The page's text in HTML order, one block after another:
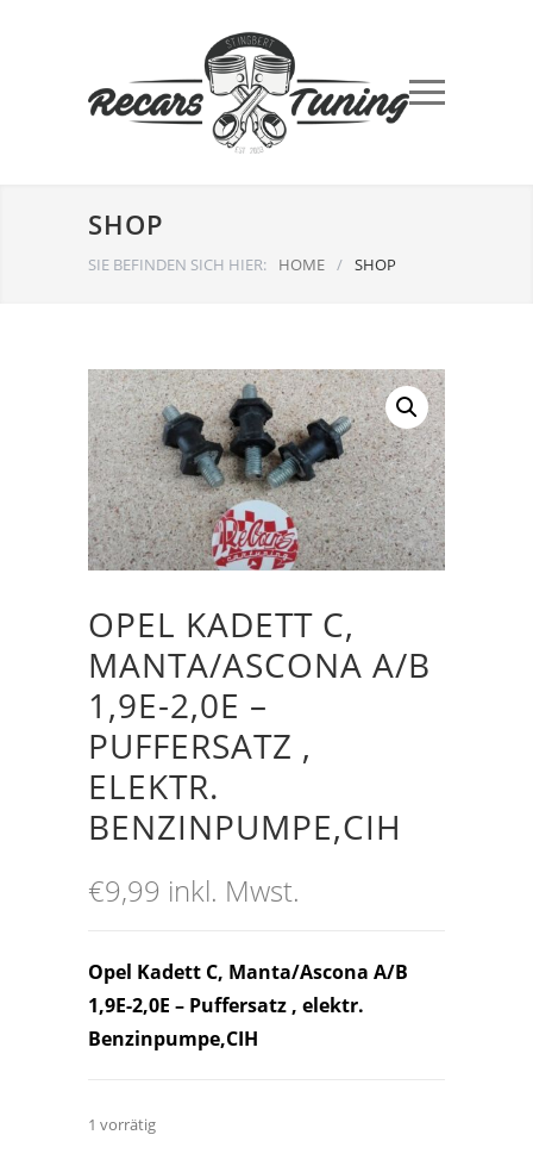
SHOP
SIE BEFINDEN SICH HIER: HOME / SHOP
OPEL KADETT C,
MANTA/ASCONA A/B
1,9E-2,0E –
PUFFERSATZ ,
ELEKTR.
BENZINPUMPE,CIH
€9,99 inkl. Mwst.
Opel Kadett C, Manta/Ascona A/B
1,9E-2,0E – Puffersatz , elektr.
Benzinpumpe,CIH
1 vorrätig